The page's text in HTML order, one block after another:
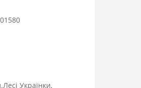
Українки,